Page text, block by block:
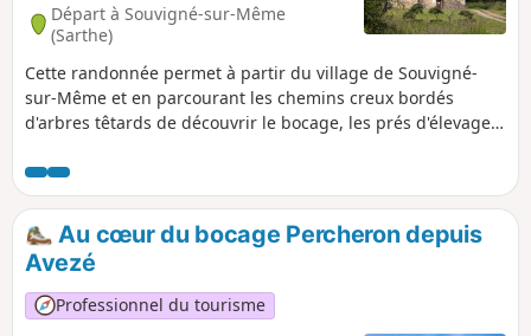
Départ à Souvigné-sur-Même
(Sarthe)
Cette randonnée permet à partir du village de Souvigné-
sur-Même et en parcourant les chemins creux bordés
d'arbres têtards de découvrir le bocage, les prés d'élevage,
succèdent et permettent à leur sommet de découvrir les
villages de Préval et d'Avezé et les vallées d'Huisne et de la
Même.Au cœur du bocage Percheron depuis
Avezé
Professionnel du tourisme